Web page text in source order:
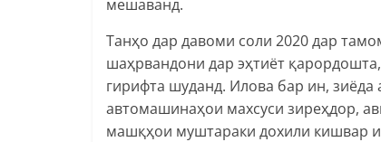
мешаванд.
Танҳо дар давоми соли 2020 дар
шаҳрвандони дар эҳтиёт
гирифта шуданд. Илова бар ин, зиёда
автомашинаҳои махсуси зиреҳдор,
машқҳои муштараки дохили кишвар